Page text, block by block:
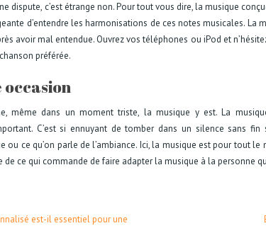
dispute, c’est étrange non. Pour tout vous dire, la musique
d’entendre les harmonisations de ces notes musicales. La
avoir mal entendue. Ouvrez vos téléphones ou iPod et
préférée.
occasion
même dans un moment triste, la musique y est. La
C’est si ennuyant de tomber dans un silence sans
ou ce qu’on parle de l’ambiance. Ici, la musique est pour tout
de ce qui commande de faire adapter la musique à la personne
est-il essentiel pour une